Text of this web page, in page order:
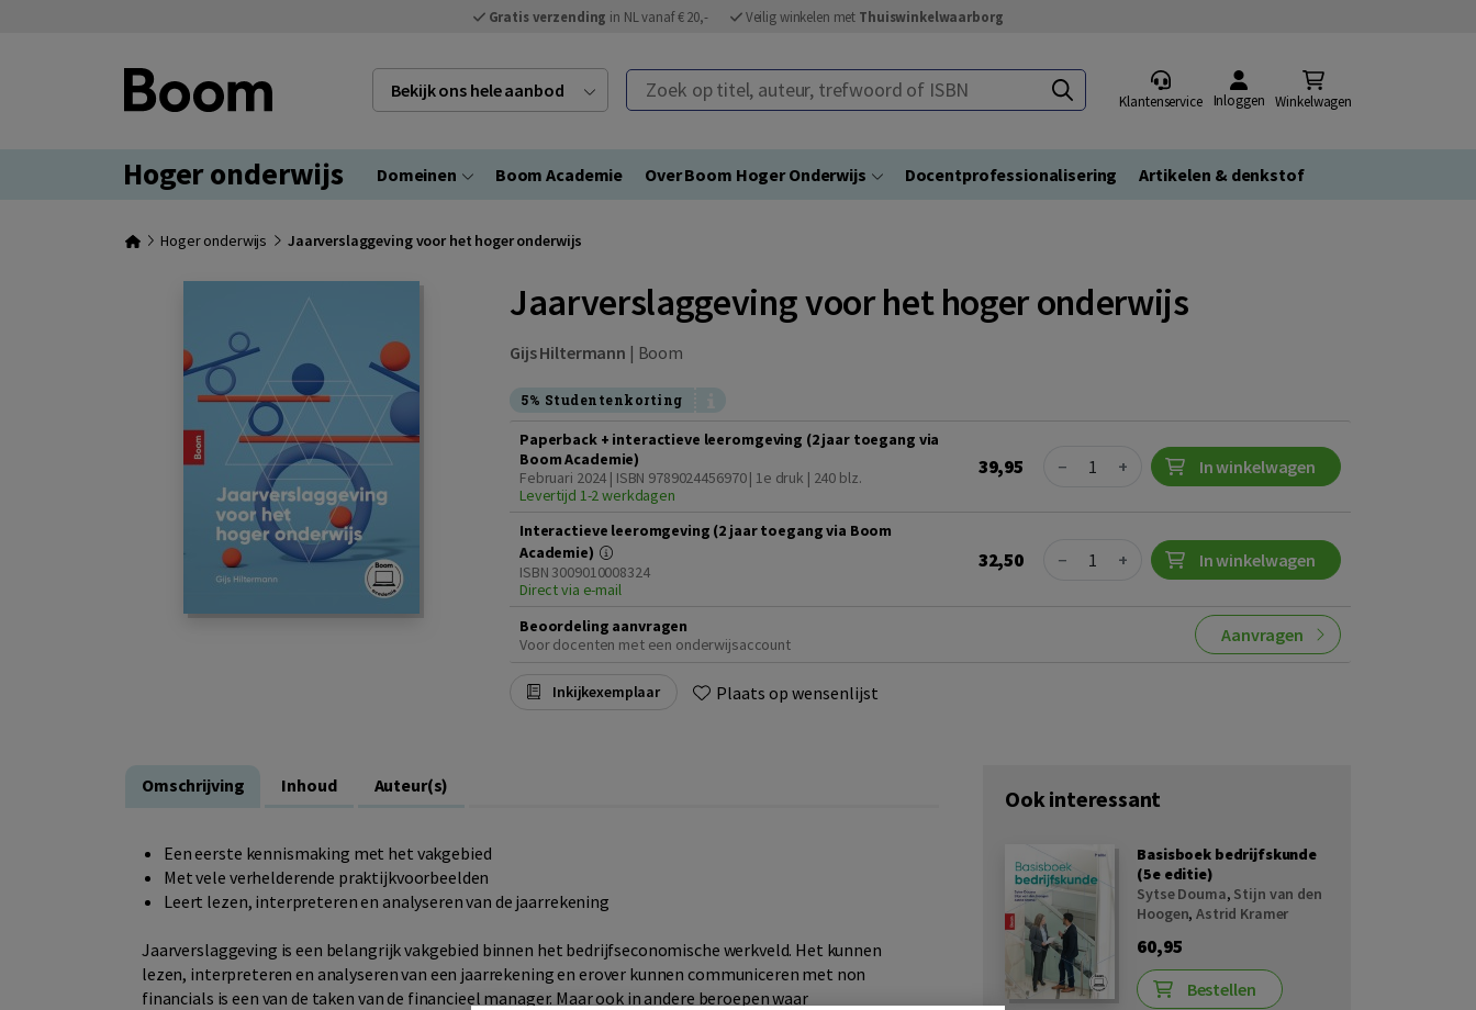
Gratis verzending in NL vanaf € 20,- Veilig winkelen met Thuiswinkelwaarborg
Bekijk ons hele aanbod Zoek op titel, auteur, trefwoord of ISBN
Klantenservice Inloggen Winkelwagen
Hoger onderwijs Domeinen Boom Academie Over Boom Hoger Onderwijs Docentprofessionalisering Artikelen & denkstof
Hoger onderwijs Jaarverslaggeving voor het hoger onderwijs
Jaarverslaggeving voor het hoger onderwijs
Gijs Hiltermann | Boom
5% Studentenkorting
Paperback + interactieve leeromgeving (2 jaar toegang via
Boom Academie)
Februari 2024 | ISBN 9789024456970 | 1e druk | 240 blz.
Levertijd 1-2 werkdagen
39,95 Quantity
− + In winkelwagen
Interactieve leeromgeving (2 jaar toegang via Boom
Academie)
ISBN 3009010008324
Direct via e-mail
32,50 Quantity
− + In winkelwagen
Beoordeling aanvragen
Voor docenten met een onderwijsaccount
Aanvragen
Inkijkexemplaar Plaats op wensenlijst
Omschrijving Inhoud Auteur(s)
Een eerste kennismaking met het vakgebied
Met vele verhelderende praktijkvoorbeelden
Leert lezen, interpreteren en analyseren van de jaarrekening
Jaarverslaggeving is een belangrijk vakgebied binnen het bedrijfseconomische werkveld. Het kunnen
lezen, interpreteren en analyseren van een jaarrekening en erover kunnen communiceren met non
financials is een van de taken van de financieel manager. Maar ook in andere beroepen waar
Ook interessant
Basisboek bedrijfskunde
(5e editie)
Sytse Douma, Stijn van den
Hoogen,Astrid Kramer
60,95
Bestellen